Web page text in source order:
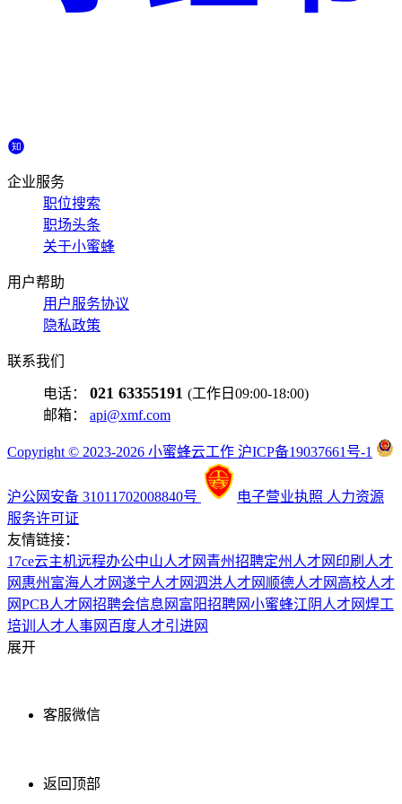
企业服务
职位搜索
职场头条
关于小蜜蜂
用户帮助
用户服务协议
隐私政策
联系我们
电话： 021 63355191 (工作日09:00-18:00)
邮箱： api@xmf.com
Copyright © 2023-2026 小蜜蜂云工作 沪ICP备19037661号-1
沪公网安备 31011702008840号 电子营业执照 人力资源
服务许可证
友情链接：
17ce云主机远程办公中山人才网 青州招聘定州人才网 印刷人才
网 惠州富海人才网遂宁人才网泗洪人才网 顺德人才网 高校人才
网PCB人才网招聘会信息网 富阳招聘网小蜜蜂江阴人才网焊工
培训 人才人事网 百度人才引进网
展开
客服微信
返回顶部